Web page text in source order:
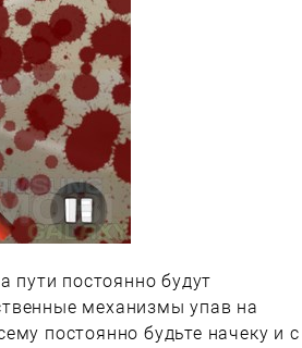
пути постоянно будут
механизмы упав на
постоянно будьте начеку и с